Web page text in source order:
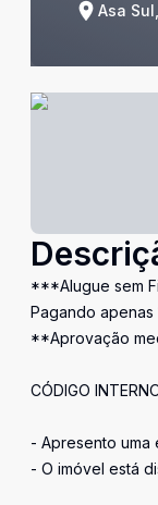
Asa
***Alugue sem
Pagando
**Aprovação
CÓDIGO
- Apresento uma
- O imóvel está